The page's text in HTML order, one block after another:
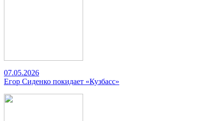
07.05.2026
Егор Сиденко покидает «Кузбасс»